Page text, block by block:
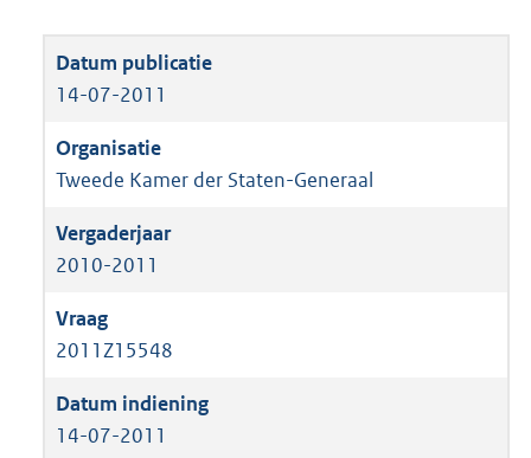
14-07-2011
Tweede Kamer der Staten-Generaal
2010-2011
2011Z15548
14-07-2011